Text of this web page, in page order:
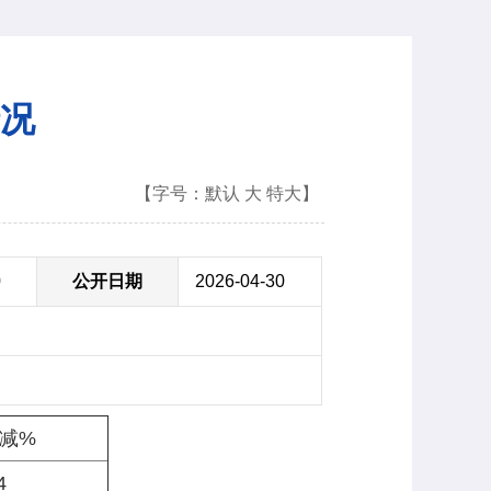
【字号： 默认 大 特大 】
公开日期 2026-04-30
%